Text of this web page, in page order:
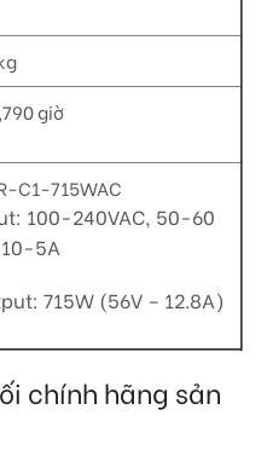
giờ
C1-715WAC
100-240VAC, 50-60
5A
715W (56V – 12.8A)
chính hãng sản